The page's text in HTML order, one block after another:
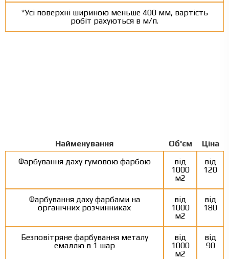
*Усі поверхні шириною меньше 400 мм, вартість
робіт рахуються в м/п.
Найменування Об'єм
Ціна
Фарбування даху гумовою фарбою
від
1000
м2
від
120
Фарбування даху фарбами на
органічних розчинниках
від
1000
м2
від
180
Безповітряне фарбування металу
емаллю в 1 шар
від
1000
м2
від
90